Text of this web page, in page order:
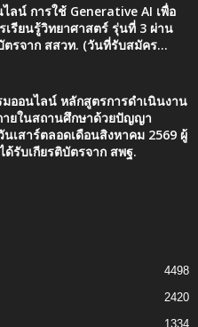
ลน์ การใช้ Generative AI เพื่อ
เรียนรู้วิทยาศาสตร์ รุ่นที่ 3 ผ่าน
ตรจาก สสวท. (วันที่รับสมัคร...
ออนไลน์ หลักสูตรการดำเนินงาน
ยในสถานศึกษาด้วยปัญญา
เสาร์ตลอดเดือนสิงหาคม 2569 ผู้
ด้รับเกียรติบัตรจาก สพฐ.
4498
2420
1334